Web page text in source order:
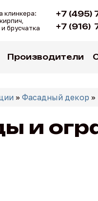
клинкера:
брусчатка
+7 (495)
+7 (916)
Производители
» Фасадный декор »
и